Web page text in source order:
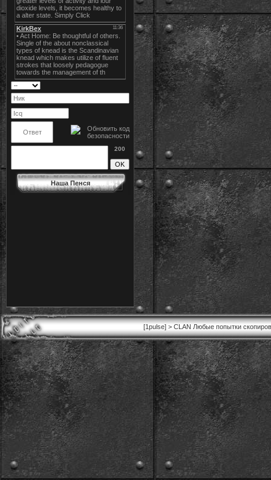
200
Наша Пенся
[1pulse] > CLAN Любые попытки